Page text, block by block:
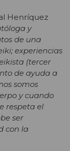
Henríquez
y
de una
experiencias
(tercer
de ayuda a
somos
y cuando
respeta el
ser
con la